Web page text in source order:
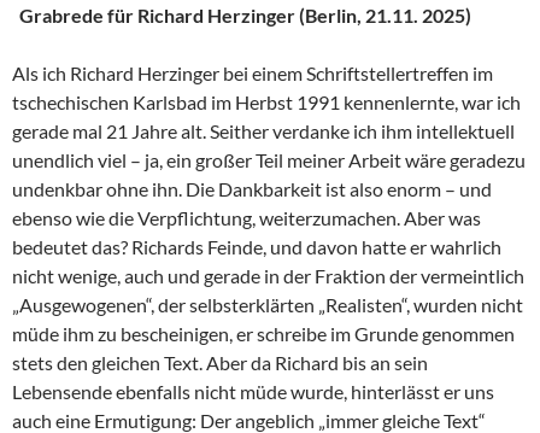
Grabrede für Richard Herzinger (Berlin, 21.11. 2025)
Als ich Richard Herzinger bei einem Schriftstellertreffen im
tschechischen Karlsbad im Herbst 1991 kennenlernte, war ich
gerade mal 21 Jahre alt. Seither verdanke ich ihm intellektuell
unendlich viel – ja, ein großer Teil meiner Arbeit wäre geradezu
undenkbar ohne ihn. Die Dankbarkeit ist also enorm – und
ebenso wie die Verpflichtung, weiterzumachen. Aber was
bedeutet das? Richards Feinde, und davon hatte er wahrlich
nicht wenige, auch und gerade in der Fraktion der vermeintlich
„Ausgewogenen“, der selbsterklärten „Realisten“, wurden nicht
müde ihm zu bescheinigen, er schreibe im Grunde genommen
stets den gleichen Text. Aber da Richard bis an sein
Lebensende ebenfalls nicht müde wurde, hinterlässt er uns
auch eine Ermutigung: Der angeblich „immer gleiche Text“